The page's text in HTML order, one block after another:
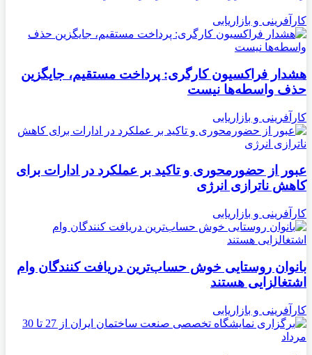
کارآفرینی و بازاریابی
هشدار فراکسیون کارگری: پرداخت مستقیم، جایگزین
حذف واسطه‌ها نیست
کارآفرینی و بازاریابی
عبور از حضورمحوری و تاکید بر عملکرد در ادارات برای
کاهش ناترازی انرژی
کارآفرینی و بازاریابی
بانوان روستایی خوش حساب‌ترین دریافت کنندگان وام‌
اشتغالزایی هستند
کارآفرینی و بازاریابی